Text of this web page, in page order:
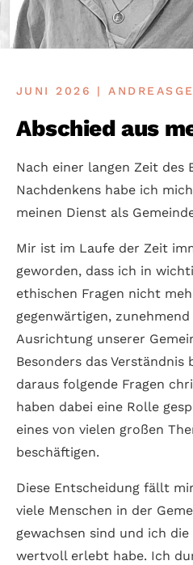
JUNI 2026 |
Abschied aus
Nach einer langen Zeit des
Nachdenkens habe ich
meinen Dienst als
Mir ist im Laufe der Zeit
geworden, dass ich in
ethischen Fragen nicht
gegenwärtigen,
Ausrichtung unserer
Besonders das
daraus folgende Fragen
haben dabei eine Rolle
eines von vielen großen
beschäftigen.
Diese Entscheidung fällt
viele Menschen in der
gewachsen sind und ich
wertvoll erlebt habe. Ich